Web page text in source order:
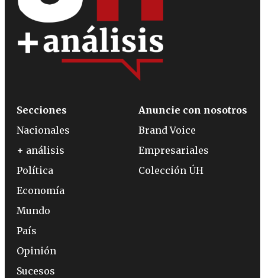
Secciones
Nacionales
+ análisis
Política
Economía
Mundo
País
Opinión
Sucesos
Anuncie con nosotros
Brand Voice
Empresariales
Colección ÚH